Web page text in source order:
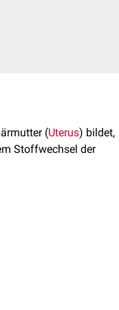
(Uterus) bildet,
Stoffwechsel der